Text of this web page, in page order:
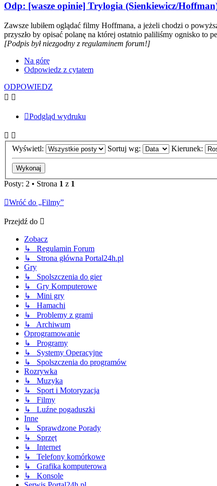
Odp: [wasze opinie] Trylogia (Sienkiewicz/
Zawsze lubiłem oglądać filmy Hoffmana, a jeżeli chodzi o
przyszło by opisać polanę na której ostatnio paliliśmy ognisko to
[Podpis był niezgodny z regulaminem forum!]
Na górę
Odpowiedz z cytatem
ODPOWIEDZ
Podgląd wydruku
Wyświetl: Sortuj wg: Kierunek:
Posty: 2 • Strona 1 z 1
Wróć do „Filmy”
Przejdź do
Zobacz
↳ Regulamin Forum
↳ Strona główna Portal24h.pl
Gry
↳ Spolszczenia do gier
↳ Gry Komputerowe
↳ Mini gry
↳ Hamachi
↳ Problemy z grami
↳ Archiwum
Oprogramowanie
↳ Programy
↳ Systemy Operacyjne
↳ Spolszczenia do programów
Rozrywka
↳ Muzyka
↳ Sport i Motoryzacja
↳ Filmy
↳ Luźne pogaduszki
Inne
↳ Sprawdzone Porady
↳ Sprzęt
↳ Internet
↳ Telefony komórkowe
↳ Grafika komputerowa
↳ Konsole